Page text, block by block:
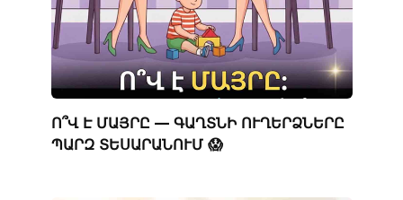
Ո՞Վ Է ՄԱՅՐԸ — ԳԱՂՏՆԻ ՈՒՂԵՐՁՆԵՐԸ
ՊԱՐԶ ՏԵՍԱՐԱՆՈՒՄ 😱